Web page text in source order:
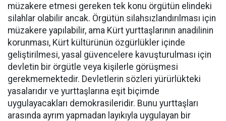
müzakere etmesi gereken tek konu örgütün elindeki
silahlar olabilir ancak. Örgütün silahsızlandırılması için
müzakere yapılabilir, ama Kürt yurttaşlarının anadilinin
korunması, Kürt kültürünün özgürlükler içinde
geliştirilmesi, yasal güvencelere kavuşturulması için
devletin bir örgütle veya kişilerle görüşmesi
gerekmemektedir. Devletlerin sözleri yürürlükteki
yasalarıdır ve yurttaşlarına eşit biçimde
uygulayacakları demokrasileridir. Bunu yurttaşları
arasında ayrım yapmadan layıkıyla uygulayan bir